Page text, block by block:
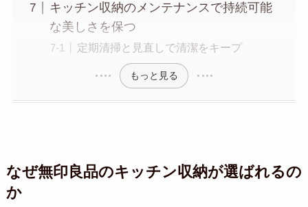
キッチン収納のメンテナンスで持続可能
な美しさを保つ
定期清掃と見直しで清潔をキープ
もっと見る
なぜ無印良品のキッチン収納が選ばれるの
か